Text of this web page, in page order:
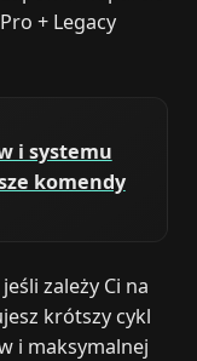
+ Legacy
i systemu
komendy
zależy Ci na
krótszy cykl
i maksymalnej